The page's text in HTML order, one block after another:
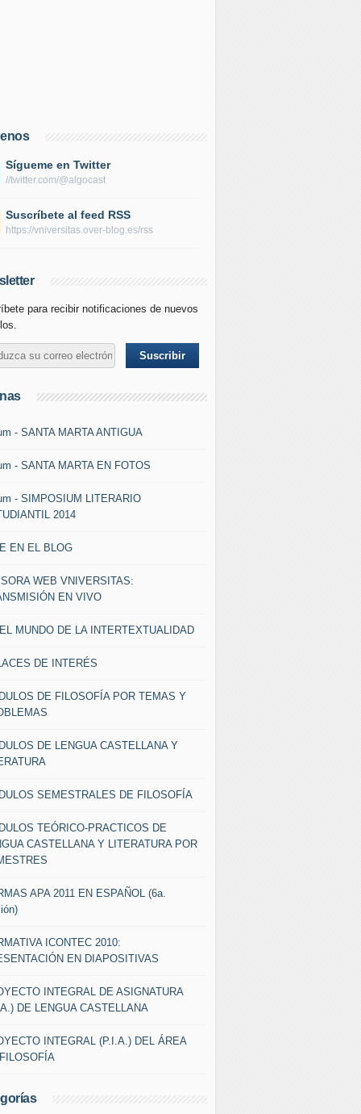
Sígueme en Twitter
//twitter.com/@algocast
Suscríbete al feed RSS
https://vniversitas.over-blog.es/rss
para recibir notificaciones de nuevos
- SANTA MARTA ANTIGUA
- SANTA MARTA EN FOTOS
- SIMPOSIUM LITERARIO
2014
EN EL BLOG
WEB VNIVERSITAS:
EN VIVO
MUNDO DE LA INTERTEXTUALIDAD
DE INTERÉS
DE FILOSOFÍA POR TEMAS Y
DE LENGUA CASTELLANA Y
SEMESTRALES DE FILOSOFÍA
TEÓRICO-PRACTICOS DE
CASTELLANA Y LITERATURA POR
APA 2011 EN ESPAÑOL (6a.
ICONTEC 2010:
EN DIAPOSITIVAS
INTEGRAL DE ASIGNATURA
DE LENGUA CASTELLANA
INTEGRAL (P.I.A.) DEL ÁREA